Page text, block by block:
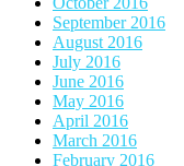
September 2016
August 2016
July 2016
June 2016
May 2016
April 2016
March 2016
February 2016